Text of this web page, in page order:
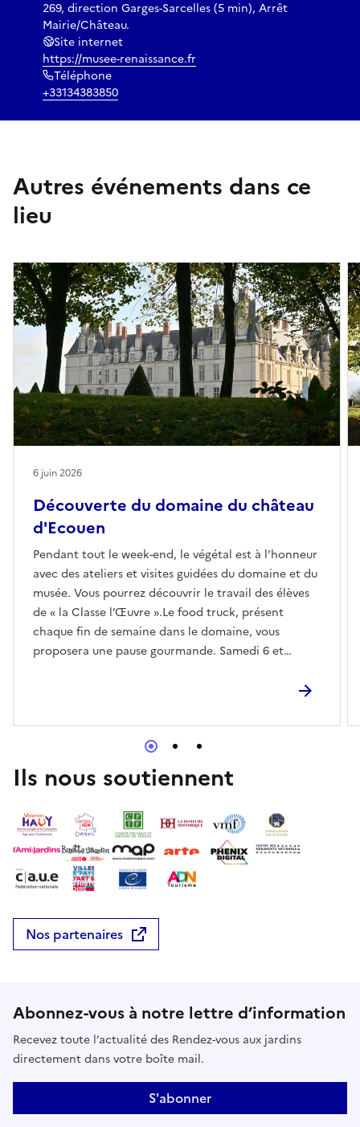
269, direction Garges-Sarcelles (5 min), Arrêt
Mairie/Château.
Site internet
https://musee-renaissance.fr
Téléphone
+33134383850
Autres événements dans ce
lieu
Découverte du domaine du château
d'Ecouen
Pendant tout le week-end, le végétal est à l’honneur
avec des ateliers et visites guidées du domaine et du
musée. Vous pourrez découvrir le travail des élèves
de « la Classe l’Œuvre ».Le food truck, présent
chaque fin de semaine dans le domaine, vous
proposera une pause gourmande. Samedi 6 et
6 juin 2026
Ils nous soutiennent
Nos partenaires
Abonnez-vous à notre lettre d’information
Recevez toute l’actualité des Rendez-vous aux jardins
directement dans votre boîte mail.
S'abonner